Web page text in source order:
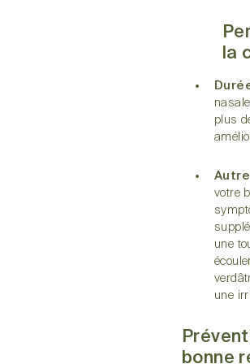
la
plus
votre
une
une
bonne